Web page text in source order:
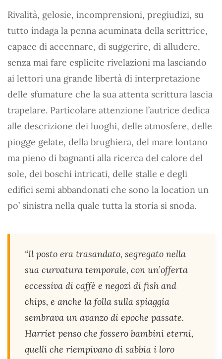
Rivalità, gelosie, incomprensioni, pregiudizi, su
tutto indaga la penna acuminata della scrittrice,
capace di accennare, di suggerire, di alludere,
senza mai fare esplicite rivelazioni ma lasciando
ai lettori una grande libertà di interpretazione
delle sfumature che la sua attenta scrittura lascia
trapelare. Particolare attenzione l’autrice dedica
alle descrizione dei luoghi, delle atmosfere, delle
piogge gelate, della brughiera, del mare lontano
ma pieno di bagnanti alla ricerca del calore del
sole, dei boschi intricati, delle stalle e degli
edifici semi abbandonati che sono la location un
po’ sinistra nella quale tutta la storia si snoda.
“Il posto era trasandato, segregato nella
sua curvatura temporale, con un’offerta
eccessiva di caffè e negozi di fish and
chips, e anche la folla sulla spiaggia
sembrava un avanzo di epoche passate.
Harriet penso che fossero bambini eterni,
quelli che riempivano di sabbia i loro